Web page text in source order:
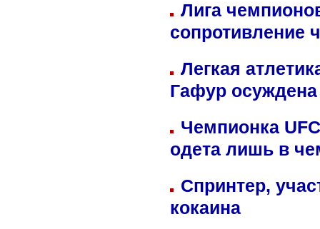
Лига
сопротивление
Легкая
Гафур осуждена
Чемпионка
одета лишь в
Спринтер,
кокаина